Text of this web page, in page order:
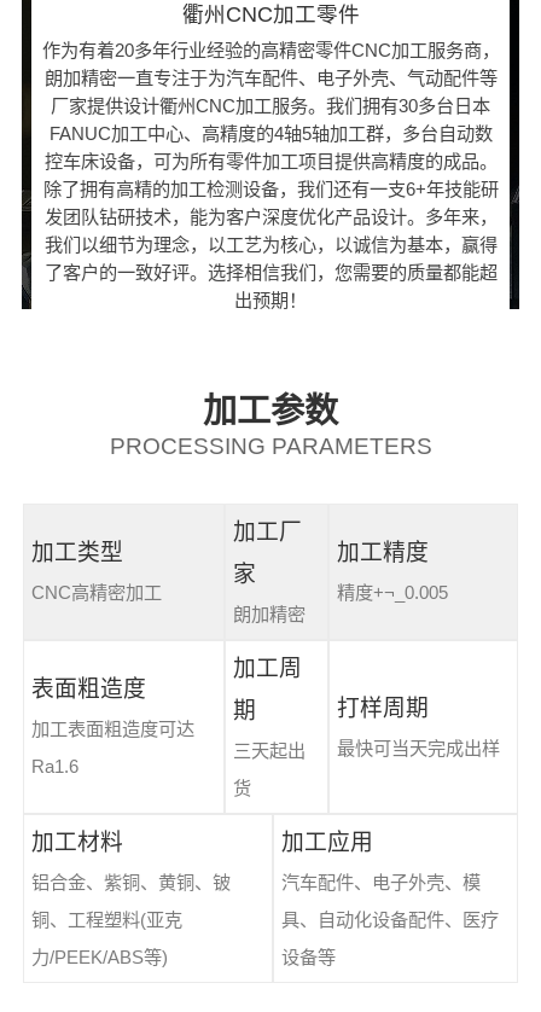
衢州CNC加工零件
作为有着20多年行业经验的高精密零件CNC加工服务商，
朗加精密一直专注于为汽车配件、电子外壳、气动配件等
厂家提供设计衢州CNC加工服务。我们拥有30多台日本
FANUC加工中心、高精度的4轴5轴加工群，多台自动数
控车床设备，可为所有零件加工项目提供高精度的成品。
除了拥有高精的加工检测设备，我们还有一支6+年技能研
发团队钻研技术，能为客户深度优化产品设计。多年来，
我们以细节为理念，以工艺为核心，以诚信为基本，赢得
了客户的一致好评。选择相信我们，您需要的质量都能超
出预期！
加工参数
PROCESSING PARAMETERS
加工类型
CNC高精密加工
加工厂
家
朗加精密
加工精度
精度+¬_0.005
表面粗造度
加工表面粗造度可达
Ra1.6
加工周
期
三天起出
货
打样周期
最快可当天完成出样
加工材料
铝合金、紫铜、黄铜、铍
铜、工程塑料(亚克
力/PEEK/ABS等)
加工应用
汽车配件、电子外壳、模
具、自动化设备配件、医疗
设备等